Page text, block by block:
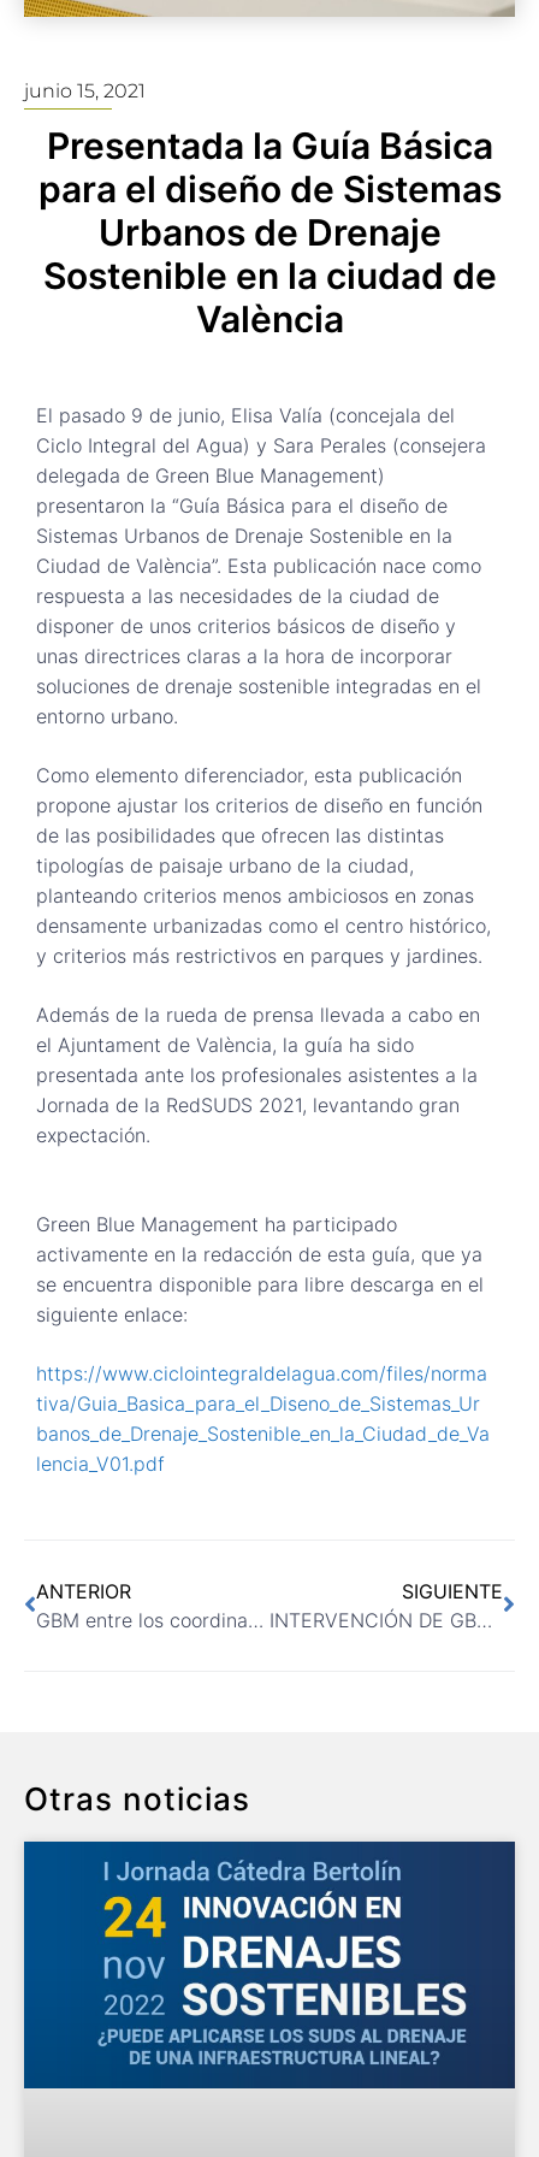
junio 15, 2021
Presentada la Guía Básica
para el diseño de Sistemas
Urbanos de Drenaje
Sostenible en la ciudad de
València
El pasado 9 de junio, Elisa Valía (concejala del
Ciclo Integral del Agua) y Sara Perales (consejera
delegada de Green Blue Management)
presentaron la “Guía Básica para el diseño de
Sistemas Urbanos de Drenaje Sostenible en la
Ciudad de València”. Esta publicación nace como
respuesta a las necesidades de la ciudad de
disponer de unos criterios básicos de diseño y
unas directrices claras a la hora de incorporar
soluciones de drenaje sostenible integradas en el
entorno urbano.
Como elemento diferenciador, esta publicación
propone ajustar los criterios de diseño en función
de las posibilidades que ofrecen las distintas
tipologías de paisaje urbano de la ciudad,
planteando criterios menos ambiciosos en zonas
densamente urbanizadas como el centro histórico,
y criterios más restrictivos en parques y jardines.
Además de la rueda de prensa llevada a cabo en
el Ajuntament de València, la guía ha sido
presentada ante los profesionales asistentes a la
Jornada de la RedSUDS 2021, levantando gran
expectación.
Green Blue Management ha participado
activamente en la redacción de esta guía, que ya
se encuentra disponible para libre descarga en el
siguiente enlace:
https://www.ciclointegraldelagua.com/files/norma
tiva/Guia_Basica_para_el_Diseno_de_Sistemas_Ur
banos_de_Drenaje_Sostenible_en_la_Ciudad_de_Va
lencia_V01.pdf
ANTERIOR
GBM entre los coordinadores de la Jornada RedSUDS 2021
SIGUIENTE
INTERVENCIÓN DE GBM EN LA MESA DE DEBATE “AGUA Y CIUDAD”
Otras noticias